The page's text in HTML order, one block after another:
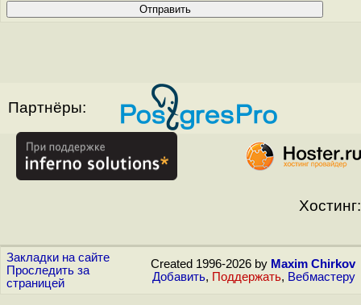
Партнёры:
Хостинг:
Закладки на сайте
Проследить за
страницей
Created 1996-2026 by Maxim Chirkov
Добавить, Поддержать, Вебмастеру